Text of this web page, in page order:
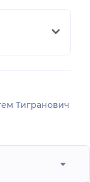
Тигранович